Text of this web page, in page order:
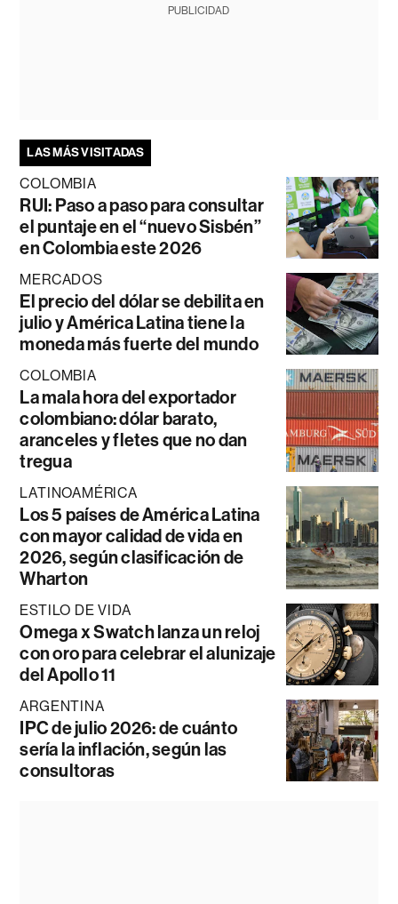
PUBLICIDAD
LAS MÁS VISITADAS
COLOMBIA
RUI: Paso a paso para consultar
el puntaje en el “nuevo Sisbén”
en Colombia este 2026
MERCADOS
El precio del dólar se debilita en
julio y América Latina tiene la
moneda más fuerte del mundo
COLOMBIA
La mala hora del exportador
colombiano: dólar barato,
aranceles y fletes que no dan
tregua
LATINOAMÉRICA
Los 5 países de América Latina
con mayor calidad de vida en
2026, según clasificación de
Wharton
ESTILO DE VIDA
Omega x Swatch lanza un reloj
con oro para celebrar el alunizaje
del Apollo 11
ARGENTINA
IPC de julio 2026: de cuánto
sería la inflación, según las
consultoras